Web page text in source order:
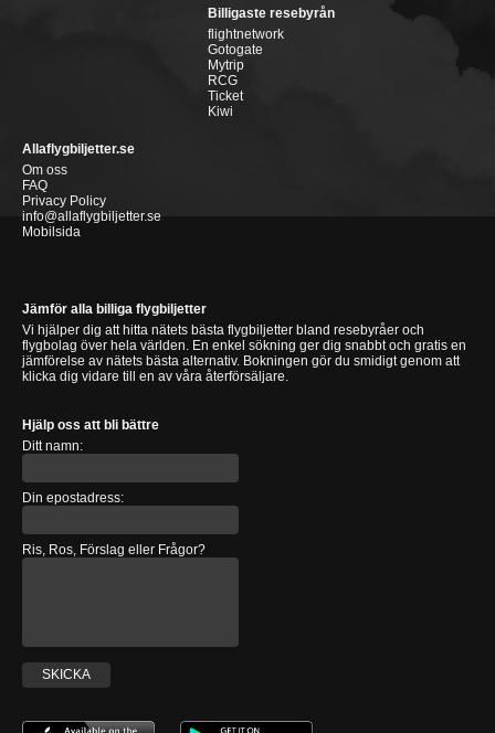
Billigaste resebyrån
flightnetwork
Gotogate
Mytrip
RCG
Ticket
Kiwi
Allaflygbiljetter.se
Om oss
FAQ
Privacy Policy
info@allaflygbiljetter.se
Mobilsida
Jämför alla billiga flygbiljetter
Vi hjälper dig att hitta nätets bästa flygbiljetter bland resebyråer och
flygbolag över hela världen. En enkel sökning ger dig snabbt och gratis en
jämförelse av nätets bästa alternativ. Bokningen gör du smidigt genom att
klicka dig vidare till en av våra återförsäljare.
Hjälp oss att bli bättre
Ditt namn:
Din epostadress:
Ris, Ros, Förslag eller Frågor?
SKICKA